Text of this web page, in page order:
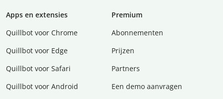
Apps en extensies
Quillbot voor Chrome
Quillbot voor Edge
Quillbot voor Safari
Quillbot voor Android
Premium
Abonnementen
Prijzen
Partners
Een demo aanvragen